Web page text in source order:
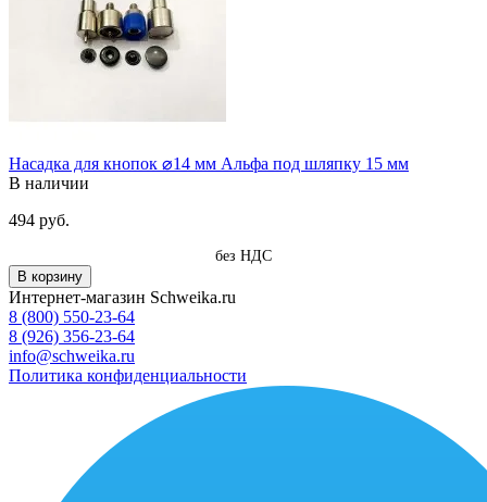
Насадка для кнопок ⌀14 мм Альфа под шляпку 15 мм
В наличии
494 руб.
без НДС
В корзину
Интернет-магазин Schweika.ru
8 (800) 550-23-64
8 (926) 356-23-64
info@schweika.ru
Политика конфиденциальности